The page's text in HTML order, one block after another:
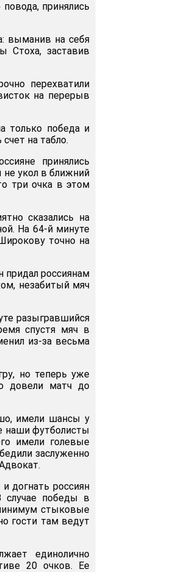
принялись
выманив на себя
Стоха, заставив
перехватили
на перерыв
только победа и
на табло.
принялись
не укол в ближний
три очка в этом
сказались на
На 64-й минуте
точно на
россиянам
незабитый мяч
разыгравшийся
спустя мяч в
из-за весьма
но теперь уже
довели матч до
имели шансы у
наши футболисты
имели голевые
заслуженно
догнать россиян
случае победы в
стыковые
гости там ведут
единолично
20 очков. Ее